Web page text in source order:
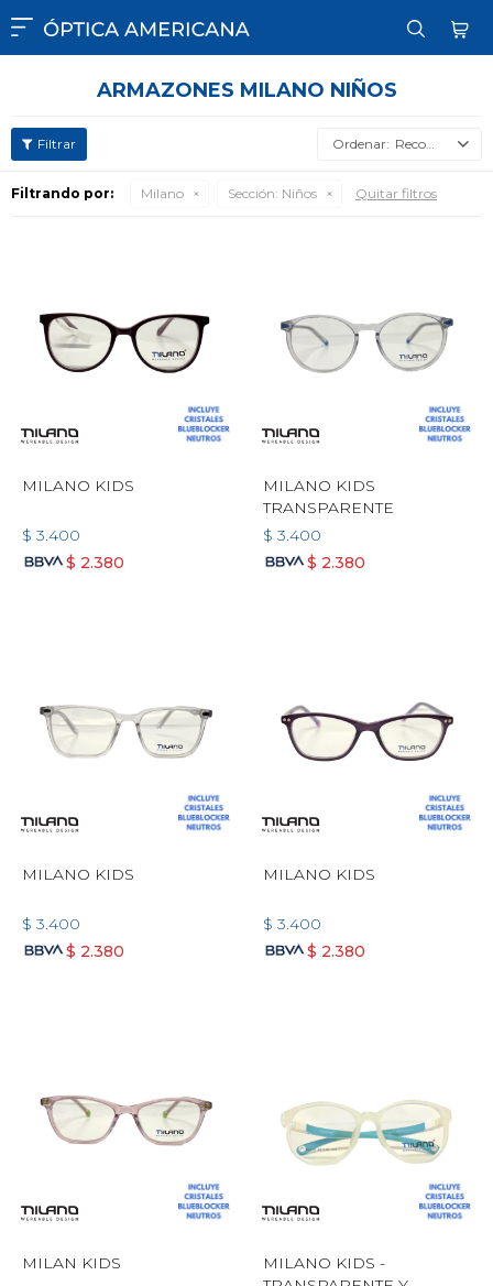

ARMAZONES MILANO NIÑOS
Recomendados
Filtrando por: Milano Sección: Niños Quitar filtros
MILANO KIDS
$ 3.400
$ 2.380
MILANO KIDS
TRANSPARENTE
$ 3.400
$ 2.380
MILANO KIDS
$ 3.400
$ 2.380
MILANO KIDS
$ 3.400
$ 2.380
MILAN KIDS
MILANO KIDS -